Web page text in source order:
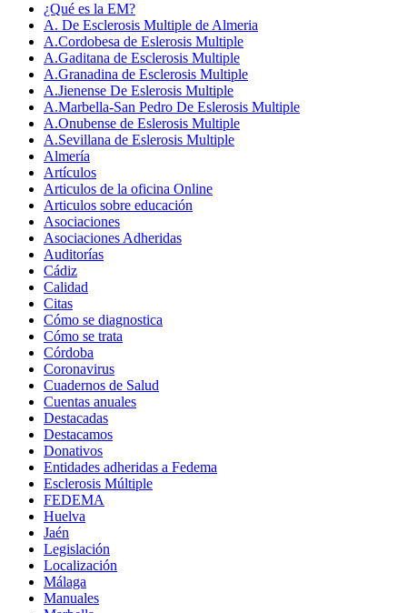
¿Qué es la EM?
A. De Esclerosis Multiple de Almeria
A.Cordobesa de Eslerosis Multiple
A.Gaditana de Esclerosis Multiple
A.Granadina de Esclerosis Multiple
A.Jienense De Eslerosis Multiple
A.Marbella-San Pedro De Eslerosis Multiple
A.Onubense de Eslerosis Multiple
A.Sevillana de Eslerosis Multiple
Almería
Artículos
Articulos de la oficina Online
Articulos sobre educación
Asociaciones
Asociaciones Adheridas
Auditorías
Cádiz
Calidad
Citas
Cómo se diagnostica
Cómo se trata
Córdoba
Coronavirus
Cuadernos de Salud
Cuentas anuales
Destacadas
Destacamos
Donativos
Entidades adheridas a Fedema
Esclerosis Múltiple
FEDEMA
Huelva
Jaén
Legislación
Localización
Málaga
Manuales